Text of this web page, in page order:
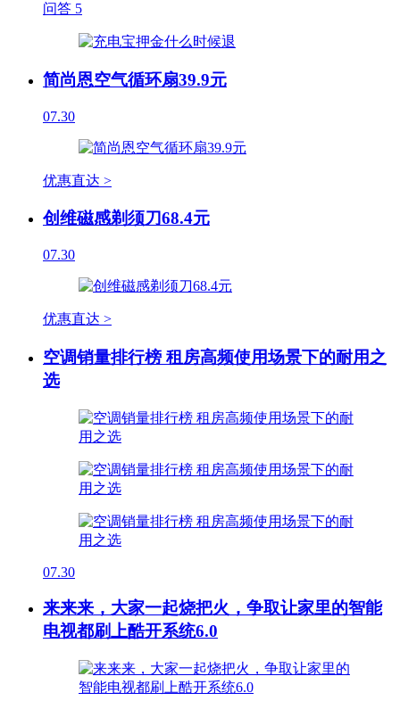
问答 5
简尚恩空气循环扇39.9元
07.30
优惠直达 >
创维磁感剃须刀68.4元
07.30
优惠直达 >
空调销量排行榜 租房高频使用场景下的耐用之
选
07.30
来来来，大家一起烧把火，争取让家里的智能
电视都刷上酷开系统6.0